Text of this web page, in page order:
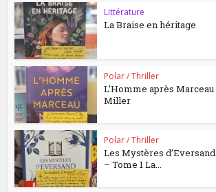
Littérature
La Braise en héritage
Polar / Thriller
L’Homme après Marceau
Miller
Polar / Thriller
Les Mystères d’Eversand
– Tome 1 La...